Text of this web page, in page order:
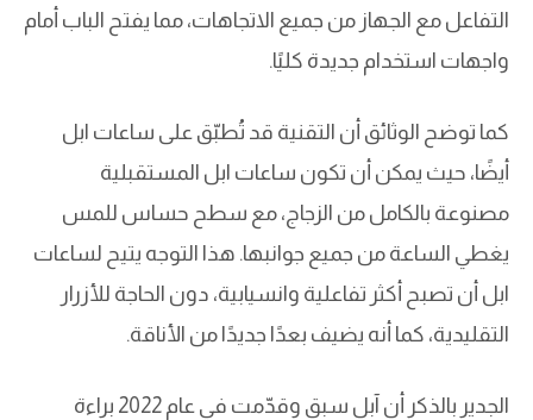
التفاعل مع الجهاز من جميع الاتجاهات، مما يفتح الباب أمام
واجهات استخدام جديدة كليًا.
كما توضح الوثائق أن التقنية قد تُطبّق على ساعات ابل
أيضًا، حيث يمكن أن تكون ساعات ابل المستقبلية
مصنوعة بالكامل من الزجاج، مع سطح حساس للمس
يغطي الساعة من جميع جوانبها. هذا التوجه يتيح لساعات
ابل أن تصبح أكثر تفاعلية وانسيابية، دون الحاجة للأزرار
التقليدية، كما أنه يضيف بعدًا جديدًا من الأناقة.
الجدير بالذكر أن آبل سبق وقدّمت في عام 2022 براءة